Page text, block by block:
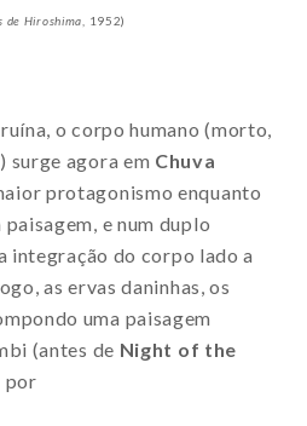
de Hiroshima , 1952)
o corpo humano (morto,
surge agora em Chuva
protagonismo enquanto
e num duplo
integração do corpo lado a
as ervas daninhas, os
uma paisagem
(antes de Night of the
por